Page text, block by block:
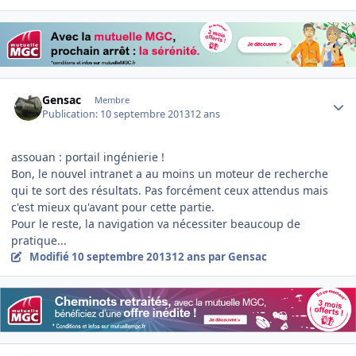
Gensac Membre
Publication: 10 septembre 201312 ans
assouan : portail ingénierie !
Bon, le nouvel intranet a au moins un moteur de recherche
qui te sort des résultats. Pas forcément ceux attendus mais
c'est mieux qu'avant pour cette partie.
Pour le reste, la navigation va nécessiter beaucoup de
pratique...
Modifié 10 septembre 201312 ans par Gensac